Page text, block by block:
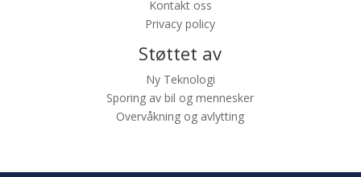
Kontakt oss
Privacy policy
Støttet av
Ny Teknologi
Sporing av bil og mennesker
Overvåkning og avlytting